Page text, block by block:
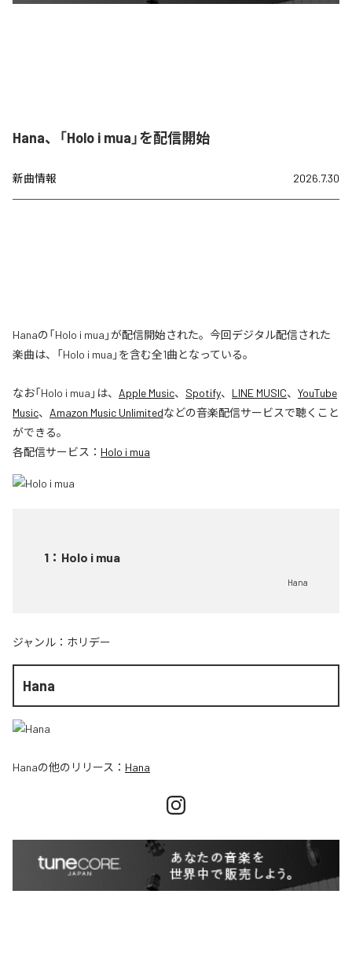
Hana、「Holo i mua」を配信開始
新曲情報 2026.7.30
Hanaの「Holo i mua」が配信開始された。今回デジタル配信された
楽曲は、「Holo i mua」を含む全1曲となっている。
なお「Holo i mua 」は、 Apple Music、 Spotify、 LINE MUSIC、 YouTube
Music、 Amazon Music Unlimitedなどの音楽配信サービスで聴くこと
ができる。
各配信サービス： Holo i mua
1 ： Holo i mua
Hana
ジャンル： ホリデー
Hana
Hanaの他のリリース： Hana